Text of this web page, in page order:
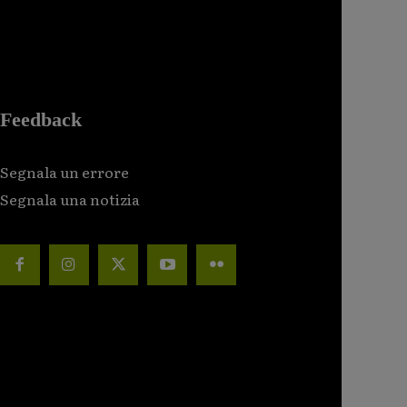
Feedback
Segnala un errore
Segnala una notizia